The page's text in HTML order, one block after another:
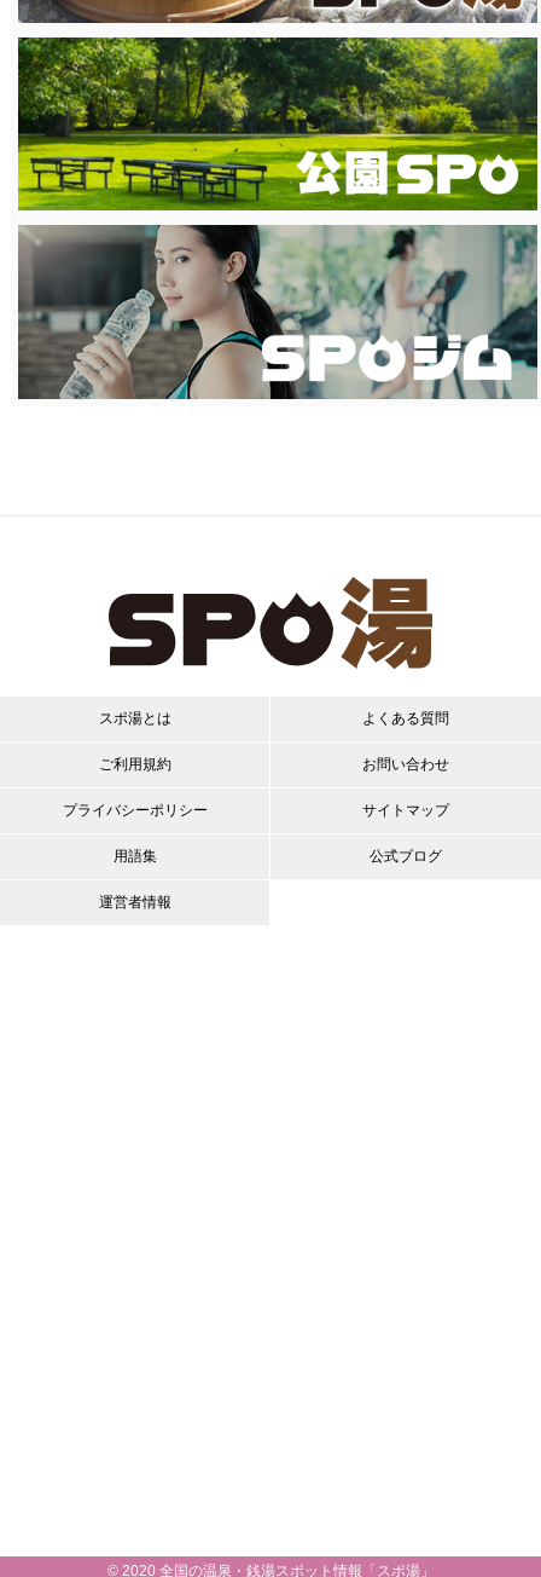
スポ湯とは
ご利用規約
プライバシーポリシー
用語集
運営者情報
よくある質問
お問い合わせ
サイトマップ
公式ブログ
© 2020 全国の温泉・銭湯スポット情報「スポ湯」